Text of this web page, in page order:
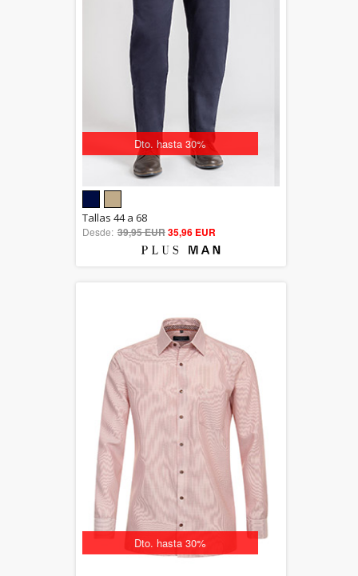
Dto. hasta 30%
out of 5
Tallas 44 a 68
Desde: 39,95 EUR35,96 EUR
Dto. hasta 30%